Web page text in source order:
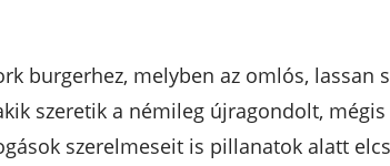
burgerhez, melyben az omlós,
szeretik a némileg újragondolt,
szerelmeseit is pillanatok alatt